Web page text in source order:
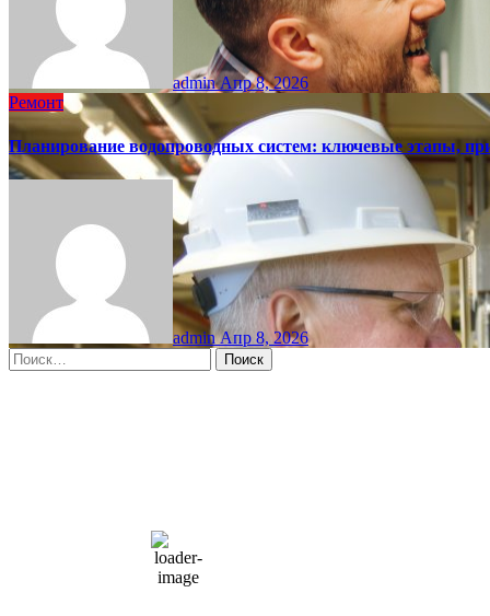
adminАпр 8, 2026
Ремонт
Планирование водопроводных систем: ключевые этапы,
adminАпр 8, 2026
Найти:
66 %
1004 мб
10 mph